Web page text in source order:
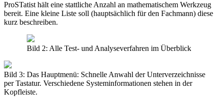
ProSTatist hält eine stattliche Anzahl an mathematischem Werkzeug
bereit. Eine kleine Liste soll (hauptsächlich für den Fachmann) diese
kurz beschreiben.
Bild 2: Alle Test- und Analyseverfahren im Überblick
Bild 3: Das Hauptmenü: Schnelle Anwahl der Unterverzeichnisse
per Tastatur. Verschiedene Systeminformationen stehen in der
Kopfleiste.